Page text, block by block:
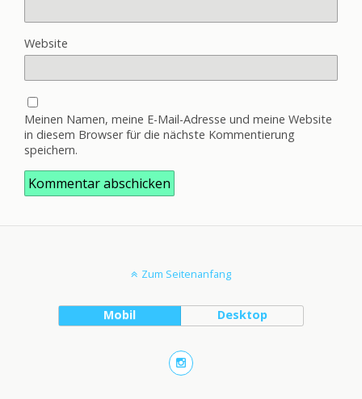
Website
Meinen Namen, meine E-Mail-Adresse und meine Website
in diesem Browser für die nächste Kommentierung
speichern.
Zum Seitenanfang
Mobil Desktop